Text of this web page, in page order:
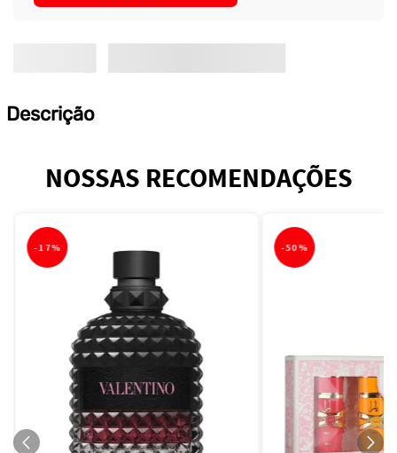
Descrição
NOSSAS RECOMENDAÇÕES
-17% -50%